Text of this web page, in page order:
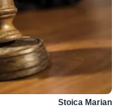
Stoica Marian